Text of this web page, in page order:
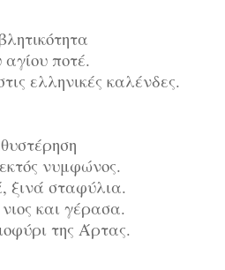
αγίου ποτέ.
ελληνικές καλένδες.
νυμφώνος.
ξινά σταφύλια.
και γέρασα.
της Άρτας.